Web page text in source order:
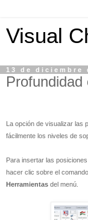
Visual
13 de diciembre
La opción de visualizar las
fácilmente los niveles de
Para insertar las
hacer clic sobre el comando
Herramientas del menú.